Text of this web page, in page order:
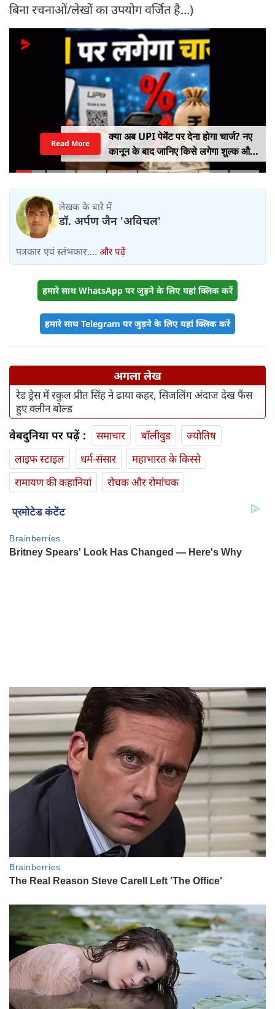
बिना रचनाओं/लेखों का उपयोग वर्जित है...)
क्या अब UPI पेमेंट पर देना होगा चार्ज? नए
कानून के बाद जानिए किसे लगेगा शुल्क और
किसे नहीं
Read More
लेखक के बारे में
डॉ. अर्पण जैन 'अविचल'
पत्रकार एवं स्तंभकार.... और पढ़ें
हमारे साथ WhatsApp पर जुड़ने के लिए यहां क्लिक करें
हमारे साथ Telegram पर जुड़ने के लिए यहां क्लिक करें
अगला लेख
रेड ड्रेस में रकुल प्रीत सिंह ने ढाया कहर, सिजलिंग अंदाज देख फैंस
हुए क्लीन बोल्ड
वेबदुनिया पर पढ़ें : समाचार बॉलीवुड
ज्योतिष
लाइफ स्‍टाइल
धर्म-संसार
महाभारत के किस्से
रामायण की कहानियां
रोचक और रोमांचक